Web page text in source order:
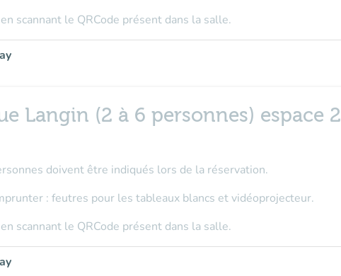
scannant le QRCode présent dans la salle.
Langin (2 à 6 personnes) espace 2
doivent être indiqués lors de la réservation.
: feutres pour les tableaux blancs et vidéoprojecteur.
scannant le QRCode présent dans la salle.